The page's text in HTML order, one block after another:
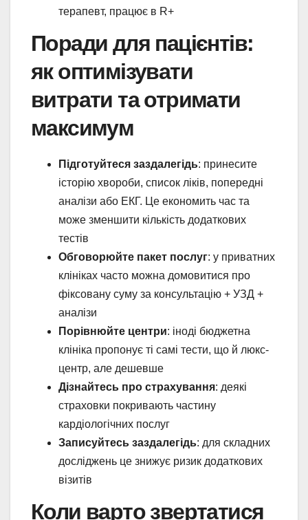
терапевт, працює в R+
Поради для пацієнтів:
як оптимізувати
витрати та отримати
максимум
Підготуйтеся заздалегідь: принесите
історію хвороби, список ліків, попередні
аналізи або ЕКГ. Це економить час та
може зменшити кількість додаткових
тестів
Обговорюйте пакет послуг: у приватних
клініках часто можна домовитися про
фіксовану суму за консультацію + УЗД +
аналізи
Порівнюйте центри: іноді бюджетна
клініка пропонує ті самі тести, що й люкс-
центр, але дешевше
Дізнайтесь про страхування: деякі
страховки покривають частину
кардіологічних послуг
Записуйтесь заздалегідь: для складних
досліджень це знижує ризик додаткових
візитів
Коли варто звертатися